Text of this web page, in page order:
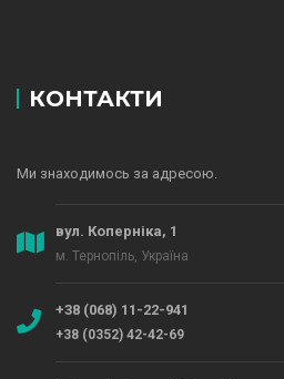
КОНТАКТИ
Ми знаходимось за адресою.
вул. Коперніка, 1
м. Тернопіль, Україна
+38 (068) 11-22-941
+38 (0352) 42-42-69